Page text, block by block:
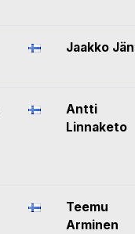
Jaakko
Antti
Linnaketo
Teemu
Arminen